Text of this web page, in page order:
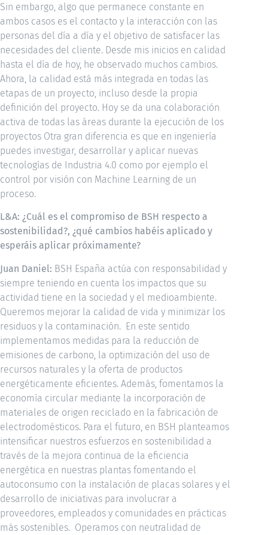
Sin embargo, algo que permanece constante en
ambos casos es el contacto y la interacción con las
personas del día a día y el objetivo de satisfacer las
necesidades del cliente. Desde mis inicios en calidad
hasta el día de hoy, he observado muchos cambios.
Ahora, la calidad está más integrada en todas las
etapas de un proyecto, incluso desde la propia
definición del proyecto. Hoy se da una colaboración
activa de todas las áreas durante la ejecución de los
proyectos Otra gran diferencia es que en ingeniería
puedes investigar, desarrollar y aplicar nuevas
tecnologías de Industria 4.0 como por ejemplo el
control por visión con Machine Learning de un
proceso.
L&A: ¿Cuál es el compromiso de BSH respecto a
sostenibilidad?, ¿qué cambios habéis aplicado y
esperáis aplicar próximamente?
Juan Daniel: BSH España actúa con responsabilidad y
siempre teniendo en cuenta los impactos que su
actividad tiene en la sociedad y el medioambiente.
Queremos mejorar la calidad de vida y minimizar los
residuos y la contaminación. En este sentido
implementamos medidas para la reducción de
emisiones de carbono, la optimización del uso de
recursos naturales y la oferta de productos
energéticamente eficientes. Además, fomentamos la
economía circular mediante la incorporación de
materiales de origen reciclado en la fabricación de
electrodomésticos. Para el futuro, en BSH planteamos
intensificar nuestros esfuerzos en sostenibilidad a
través de la mejora continua de la eficiencia
energética en nuestras plantas fomentando el
autoconsumo con la instalación de placas solares y el
desarrollo de iniciativas para involucrar a
proveedores, empleados y comunidades en prácticas
más sostenibles. Operamos con neutralidad de